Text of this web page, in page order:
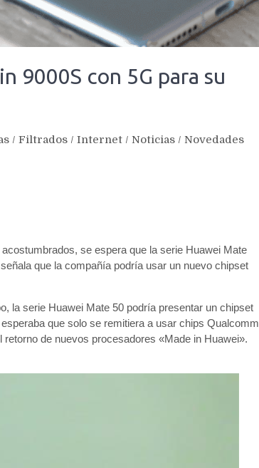
9000S con 5G para su
/ Filtrados / Internet / Noticias / Novedades
se espera que la serie Huawei Mate
que la compañía podría usar un nuevo chipset
la serie Huawei Mate 50 podría presentar un chipset
que solo se remitiera a usar chips Qualcomm
de nuevos procesadores «Made in Huawei».